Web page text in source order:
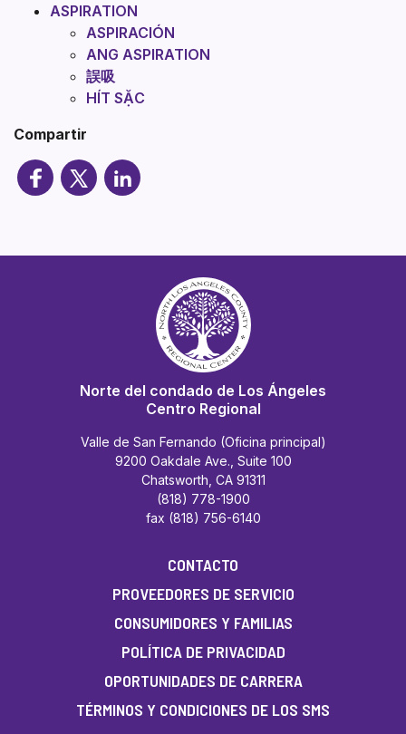
ASPIRATION
ASPIRACIÓN
ANG ASPIRATION
誤吸
HÍT SẶC
Compartir
Norte del condado de Los Ángeles
Centro Regional
Valle de San Fernando (Oficina principal)
9200 Oakdale Ave., Suite 100
Chatsworth, CA 91311
(818) 778-1900
fax (818) 756-6140
CONTACTO
PROVEEDORES DE SERVICIO
CONSUMIDORES Y FAMILIAS
POLÍTICA DE PRIVACIDAD
OPORTUNIDADES DE CARRERA
TÉRMINOS Y CONDICIONES DE LOS SMS